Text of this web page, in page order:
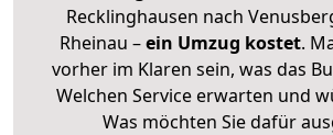
Recklinghausen nach
Rheinau –ein Umzug kostet.
vorher im Klaren sein, was das
Welchen Service erwarten und
Was möchten Sie dafür